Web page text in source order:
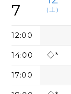
7 （土）
12:00
14:00 ◇*
17:00